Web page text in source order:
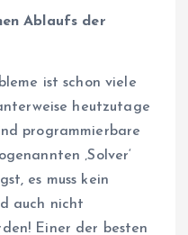
Ablaufs der
ist schon viele
heutzutage
programmierbare
‚Solver‘
es muss kein
auch nicht
Einer der besten